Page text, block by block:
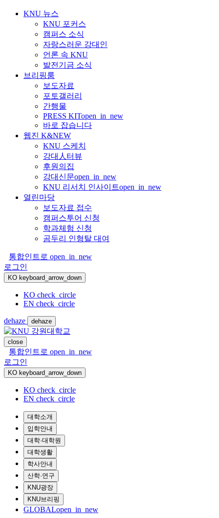
KNU 뉴스
KNU 포커스
캠퍼스 소식
자랑스러운 강대인
언론 속 KNU
발전기금 소식
브리핑룸
보도자료
포토갤러리
간행물
PRESS KITopen_in_new
바로 잡습니다
웹진 K&NEW
KNU 스케치
강대人터뷰
후원의집
강대신문open_in_new
KNU 리서치 인사이트open_in_new
열린마당
보도자료 접수
캠퍼스투어 신청
학과체험 신청
곰두리 인형탈 대여
통합인트로 open_in_new
로그인
KO keyboard_arrow_down
KO check_circle
EN check_circle
dehaze dehaze
close
통합인트로 open_in_new
로그인
KO keyboard_arrow_down
KO check_circle
EN check_circle
대학소개
입학안내
대학·대학원
대학생활
학사안내
산학·연구
KNU광장
KNU브리핑
GLOBALopen_in_new